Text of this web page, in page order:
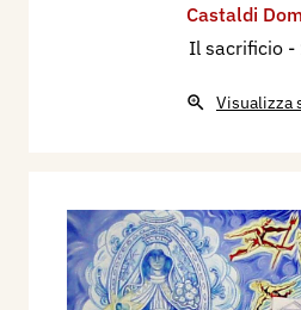
Castaldi
Il sacrificio -
Visualizza